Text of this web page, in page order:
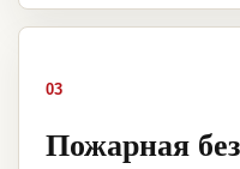
03
Пожарная